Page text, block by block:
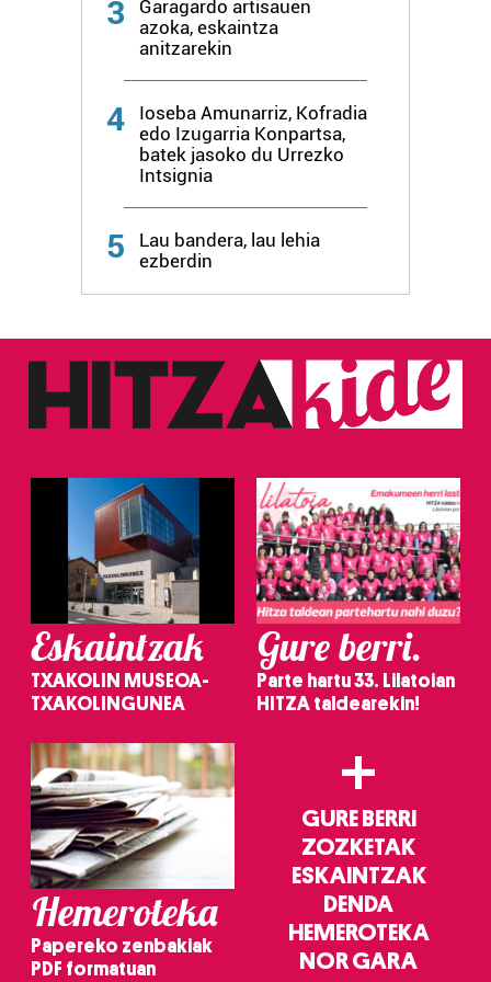
3
Garagardo artisauen
azoka, eskaintza
anitzarekin
4
Ioseba Amunarriz, Kofradia
edo Izugarria Konpartsa,
batek jasoko du Urrezko
Intsignia
5
Lau bandera, lau lehia
ezberdin
Eskaintzak
TXAKOLIN MUSEOA-
TXAKOLINGUNEA
Gure berri.
Parte hartu 33. Lilatoian
HITZA taldearekin!
Hemeroteka
Papereko zenbakiak
PDF formatuan
+
GURE BERRI
ZOZKETAK
ESKAINTZAK
DENDA
HEMEROTEKA
NOR GARA